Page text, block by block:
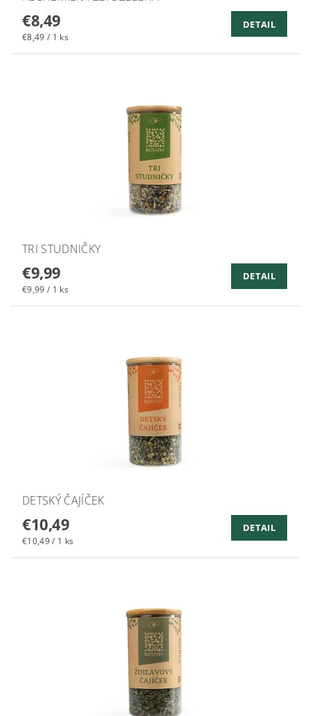
€8,49
€8,49 / 1 ks
DETAIL
TRI STUDNIČKY
€9,99
€9,99 / 1 ks
DETAIL
DETSKÝ ČAJÍČEK
€10,49
€10,49 / 1 ks
DETAIL